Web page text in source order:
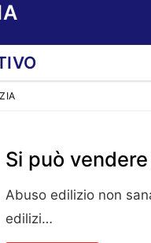
Si può
Abuso edilizio non
edilizi…